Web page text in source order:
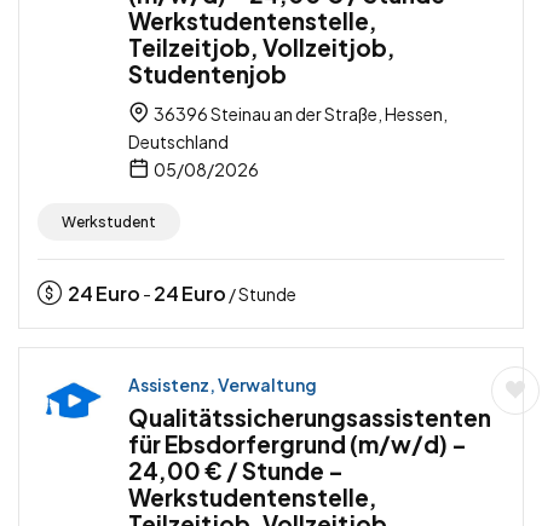
Werkstudentenstelle,
Teilzeitjob, Vollzeitjob,
Studentenjob
36396 Steinau an der Straße, Hessen,
Deutschland
05/08/2026
Werkstudent
24Euro - 24Euro / Stunde
Assistenz, Verwaltung
Qualitätssicherungsassistenten
für Ebsdorfergrund (m/w/d) –
24,00 € / Stunde –
Werkstudentenstelle,